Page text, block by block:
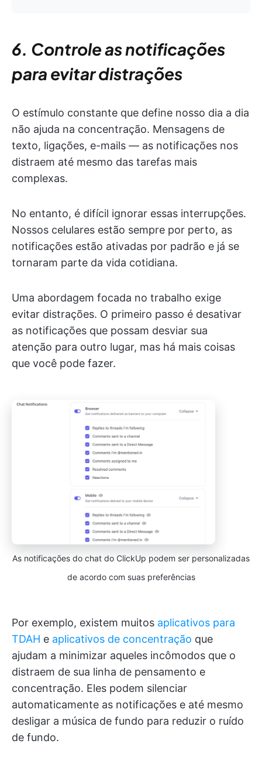
6. Controle as notificações
para evitar distrações
O estímulo constante que define nosso dia a dia
não ajuda na concentração. Mensagens de
texto, ligações, e-mails — as notificações nos
distraem até mesmo das tarefas mais
complexas.
No entanto, é difícil ignorar essas interrupções.
Nossos celulares estão sempre por perto, as
notificações estão ativadas por padrão e já se
tornaram parte da vida cotidiana.
Uma abordagem focada no trabalho exige
evitar distrações. O primeiro passo é desativar
as notificações que possam desviar sua
atenção para outro lugar, mas há mais coisas
que você pode fazer.
As notificações do chat do ClickUp podem ser personalizadas
de acordo com suas preferências
Por exemplo, existem muitos aplicativos para
TDAH e aplicativos de concentração que
ajudam a minimizar aqueles incômodos que o
distraem de sua linha de pensamento e
concentração. Eles podem silenciar
automaticamente as notificações e até mesmo
desligar a música de fundo para reduzir o ruído
de fundo.